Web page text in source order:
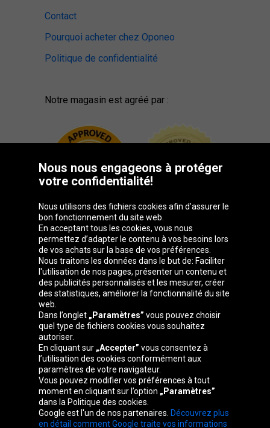
Contact
Pourquoi acheter chez Oponeo
Politique de confidentialité
Notre magasin est agréé par :
Groupe Oponeo
Česká
republika
Deutschland Éire España
France Italia Magyarország Nederland
Österreich Polska
Slovenská
republika
United
Kingdom
Nous nous engageons à protéger
votre confidentialité!
Nous utilisons des fichiers cookies afin d’assurer le
bon fonctionnement du site web.
En acceptant tous les cookies, vous nous
permettez d’adapter le contenu à vos besoins lors
de vos achats sur la base de vos préférences.
Nous traitons les données dans le but de: Faciliter
l'utilisation de nos pages, présenter un contenu et
des publicités personnalisés et les mesurer, créer
des statistiques, améliorer la fonctionnalité du site
web.
Dans l’onglet „Paramètres” vous pouvez choisir
quel type de fichiers cookies vous souhaitez
autoriser.
En cliquant sur „Accepter” vous consentez à
l’utilisation des cookies conformément aux
paramètres de votre navigateur.
Vous pouvez modifier vos préférences à tout
moment en cliquant sur l’option „Paramètres”
dans la Politique des cookies.
Google est l'un de nos partenaires. Découvrez plus
en détail comment Google traite vos informations